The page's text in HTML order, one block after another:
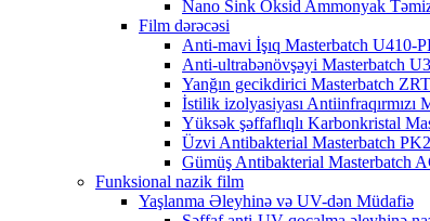
Nano Sink Oksid Ammonyak
Film dərəcəsi
Anti-mavi İşıq Masterbatch U410-
Anti-ultrabənövşəyi Masterbatch
Yanğın gecikdirici Masterbatch
İstilik izolyasiyası Antiinfraqırmızı
Yüksək şəffaflıqlı Karbonkristal
Üzvi Antibakterial Masterbatch
Gümüş Antibakterial Masterbatch
Funksional nazik film
Yaşlanma Əleyhinə və UV-dən Müdafiə